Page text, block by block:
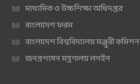
মাধ্যমিক ও উচ্চশিক্ষা অধিদপ্তর
বাংলাদেশ ফরম
বাংলাদেশ বিশ্ববিদ্যালয় মঞ্জুরী কমিশন
জনপ্রশাসন মন্ত্রণালয় লগইন